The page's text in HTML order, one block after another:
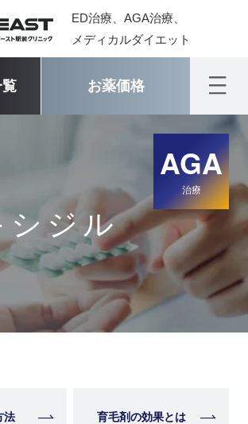
ED治療、AGA治療、
メディカルダイエット
お薬価格
AGA
治療
シジル
法 育毛剤の効果とは